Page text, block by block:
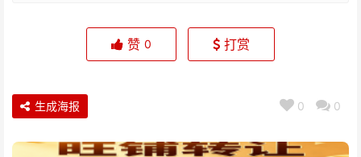
赞 0 打赏
0 0
生成海报